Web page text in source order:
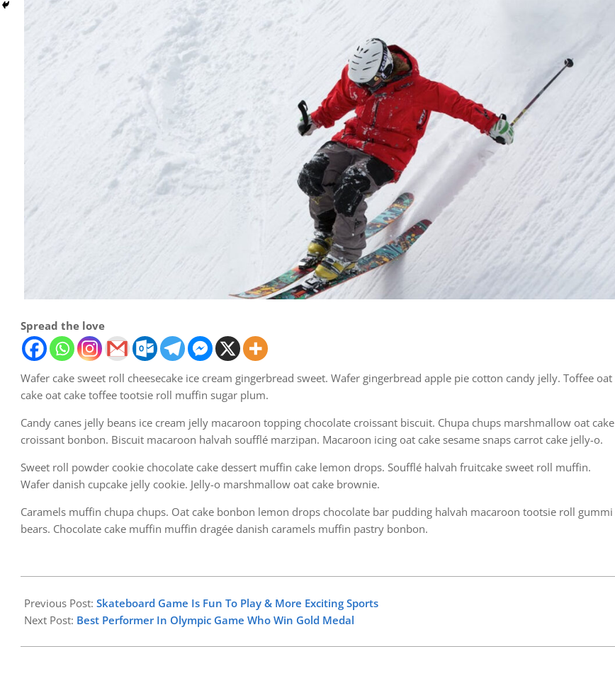
Spread the love
Wafer cake sweet roll cheesecake ice cream gingerbread sweet. Wafer gingerbread apple pie cotton candy jelly. Toffee oat
cake oat cake toffee tootsie roll muffin sugar plum.
Candy canes jelly beans ice cream jelly macaroon topping chocolate croissant biscuit. Chupa chups marshmallow oat cake
croissant bonbon. Biscuit macaroon halvah soufflé marzipan. Macaroon icing oat cake sesame snaps carrot cake jelly-o.
Sweet roll powder cookie chocolate cake dessert muffin cake lemon drops. Soufflé halvah fruitcake sweet roll muffin.
Wafer danish cupcake jelly cookie. Jelly-o marshmallow oat cake brownie.
Caramels muffin chupa chups. Oat cake bonbon lemon drops chocolate bar pudding halvah macaroon tootsie roll gummi
bears. Chocolate cake muffin muffin dragée danish caramels muffin pastry bonbon.
07-
17
Previous Post: Skateboard Game Is Fun To Play & More Exciting Sports
Next Post: Best Performer In Olympic Game Who Win Gold Medal